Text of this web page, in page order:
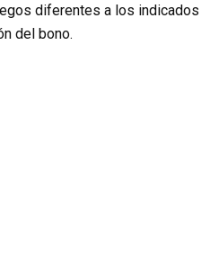
diferentes a los indicados
del bono.